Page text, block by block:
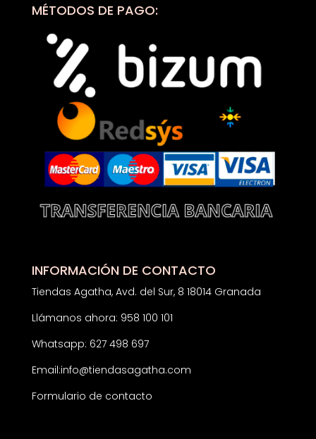
MÉTODOS DE PAGO:
INFORMACIÓN DE CONTACTO
Tiendas Agatha, Avd. del Sur, 8 18014 Granada
Llámanos ahora: 958 100 101
Whatsapp: 627 498 697
Email:info@tiendasagatha.com
Formulario de contacto